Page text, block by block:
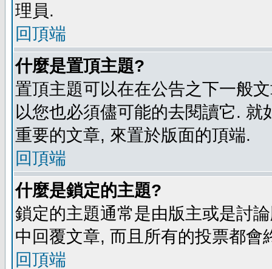
理員.
回頂端
什麼是置頂主題?
置頂主題可以在在公告之下一般
以您也必須儘可能的去閱讀它.
重要的文章, 來置於版面的頂端.
回頂端
什麼是鎖定的主題?
鎖定的主題通常是由版主或是討
中回覆文章, 而且所有的投票都
回頂端